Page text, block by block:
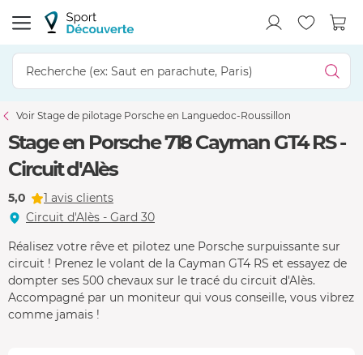
Voir Stage de pilotage Porsche en Languedoc-Roussillon
Stage en Porsche 718 Cayman GT4 RS -
Circuit d'Alès
5,0
1 avis clients
Circuit d'Alès - Gard 30
Réalisez votre rêve et pilotez une Porsche surpuissante sur
circuit ! Prenez le volant de la Cayman GT4 RS et essayez de
dompter ses 500 chevaux sur le tracé du circuit d'Alès.
Accompagné par un moniteur qui vous conseille, vous vibrez
comme jamais !